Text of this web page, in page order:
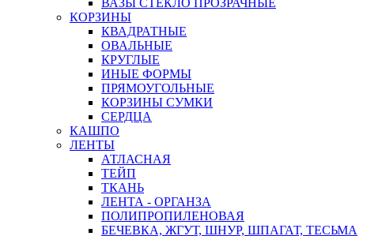
ВАЗЫ СТЕКЛО ПРОЗРАЧНЫЕ
КОРЗИНЫ
КВАДРАТНЫЕ
ОВАЛЬНЫЕ
КРУГЛЫЕ
ИНЫЕ ФОРМЫ
ПРЯМОУГОЛЬНЫЕ
КОРЗИНЫ СУМКИ
СЕРДЦА
КАШПО
ЛЕНТЫ
АТЛАСНАЯ
ТЕЙП
ТКАНЬ
ЛЕНТА - ОРГАНЗА
ПОЛИПРОПИЛЕНОВАЯ
БЕЧЕВКА, ЖГУТ, ШНУР, ШПАГАТ, ТЕСЬМА